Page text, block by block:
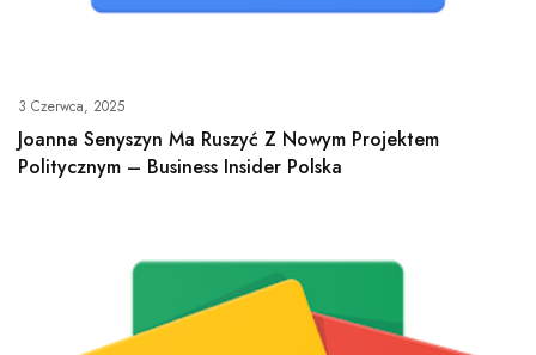
3 Czerwca, 2025
Joanna Senyszyn Ma Ruszyć Z Nowym Projektem
Politycznym – Business Insider Polska